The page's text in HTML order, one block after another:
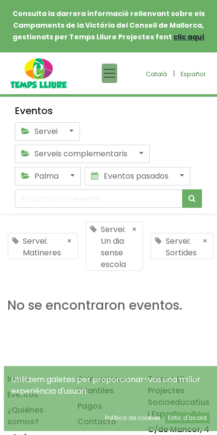
Consulta la darrera informació rellenvant sobre els
Campaments de la Victòria del Consell de Mallorca,
gestionats per Temps Lliure Projectes fent clic aquí
Català | Español
Eventos
Servei
Serveis complementaris
Palma
Eventos pasados
Servei:
Matineres
×
Servei:
Un dia
sense
escola
×
Servei:
Sortides
×
No se encontraron eventos.
Inicio
Eventos
¿Quiénes
somos?
Animaciones
infantiles
Pagos
Contacto
Temps Lliure
Projectes
Socioeducatius
i Esportius, S.L.
C/de Mancor, 4
Utilitzem galetes per proporcionar-vos una millor
experiència d'usuari.
Política de cookies Estic d'acord